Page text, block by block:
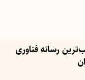
رسانه فناوری